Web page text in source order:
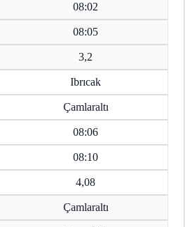
08:02
08:05
3,2
Ibrıcak
Çamlaraltı
08:06
08:10
4,08
Çamlaraltı